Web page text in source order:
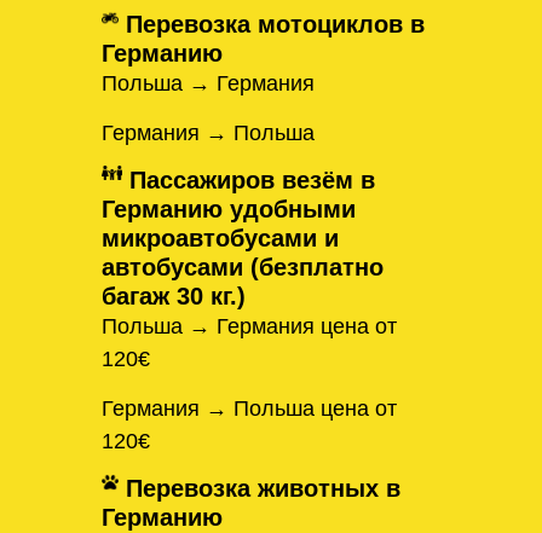
Перевозка мотоциклов в
Германию
Польша → Германия
Германия → Польша
Пассажиров везём в
Германию удобными
микроавтобусами и
автобусами (безплатно
багаж 30 кг.)
Польша → Германия цена от
120€
Германия → Польша цена от
120€
Перевозка животных в
Германию